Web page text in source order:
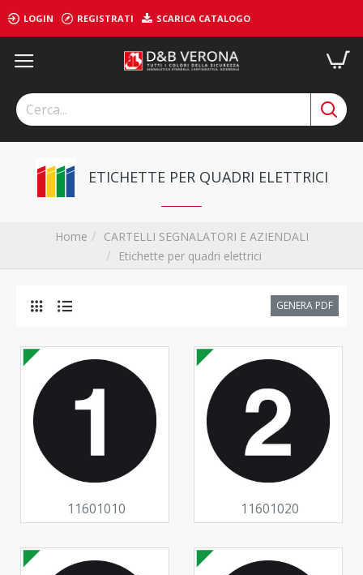
LOGIN REGISTRATI SCARICA CATALOGO
Home
CARTELLI SEGNALATORI E AZIENDALI
Etichette per quadri elettrici
ETICHETTE PER QUADRI ELETTRICI
GENERA PDF
11601010 11601020